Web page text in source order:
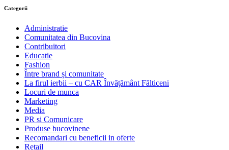
Categorii
Administratie
Comunitatea din Bucovina
Contribuitori
Educatie
Fashion
Între brand și comunitate
La firul ierbii – cu CAR Învățământ Fălticeni
Locuri de munca
Marketing
Media
PR si Comunicare
Produse bucovinene
Recomandari cu beneficii in oferte
Retail